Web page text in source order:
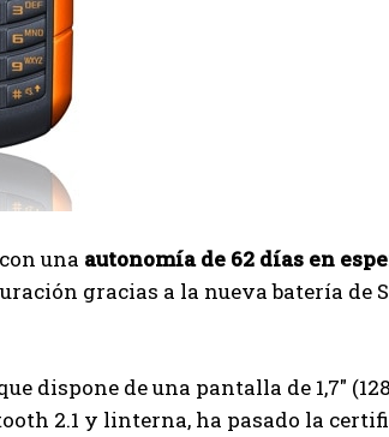
una autonomía de 62 días en
gracias a la nueva batería de
dispone de una pantalla de 1,7″
2.1 y linterna, ha pasado la